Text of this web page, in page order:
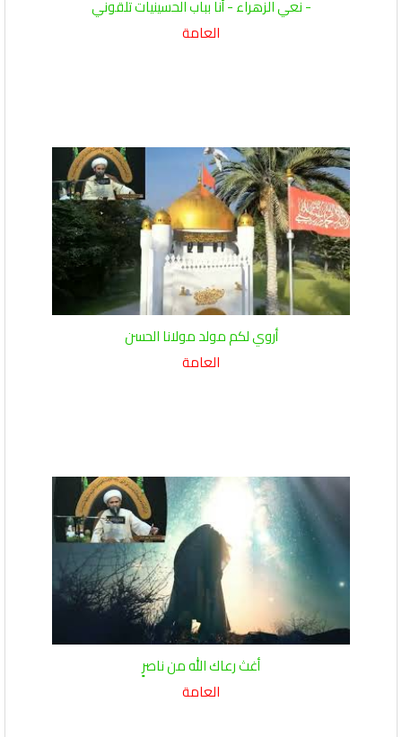
- نعي الزهراء - أنا بباب الحسينيات تلقوني
العامة
أروي لكم مولد مولانا الحسن
العامة
أغث رعاك الله من ناصرٍ
العامة